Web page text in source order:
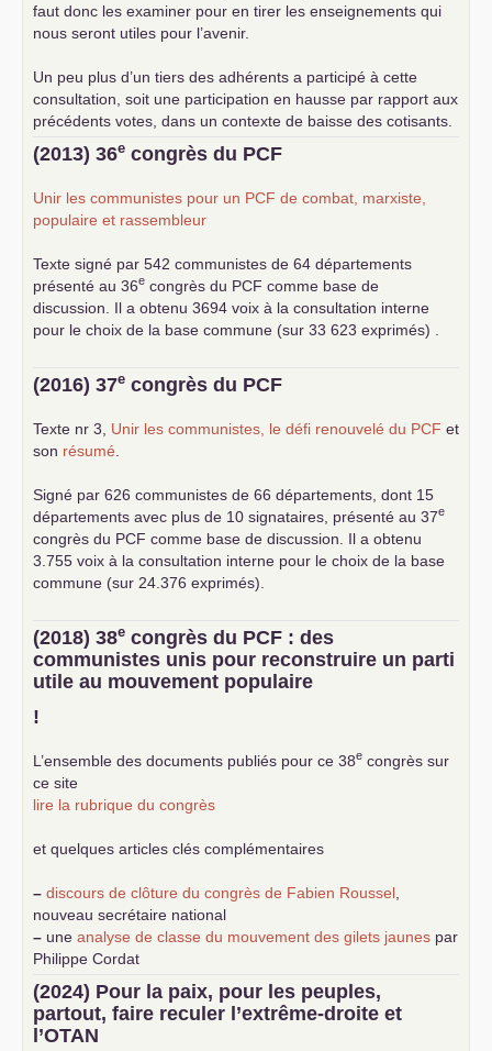
faut donc les examiner pour en tirer les enseignements qui
nous seront utiles pour l’avenir.
Un peu plus d’un tiers des adhérents a participé à cette
consultation, soit une participation en hausse par rapport aux
précédents votes, dans un contexte de baisse des cotisants.
... lire la suite
(2013) 36e congrès du PCF
Unir les communistes pour un PCF de combat, marxiste,
populaire et rassembleur
Texte signé par 542 communistes de 64 départements
présenté au 36e congrès du PCF comme base de
discussion. Il a obtenu 3694 voix à la consultation interne
pour le choix de la base commune (sur 33 623 exprimés) .
(2016) 37e congrès du PCF
Texte nr 3, Unir les communistes, le défi renouvelé du PCF et
son résumé
Signé par 626 communistes de 66 départements, dont 15
départements avec plus de 10 signataires, présenté au 37e
congrès du PCF comme base de discussion. Il a obtenu
3.755 voix à la consultation interne pour le choix de la base
commune (sur 24.376 exprimés).
(2018) 38e congrès du PCF : des
communistes unis pour reconstruire un parti
utile au mouvement populaire
!
L’ensemble des documents publiés pour ce 38e congrès sur
ce site
lire la rubrique du congrès
et quelques articles clés complémentaires
– discours de clôture du congrès de Fabien Roussel
nouveau secrétaire national
– une analyse de classe du mouvement des gilets jaunes par
Philippe Cordat
–
un texte de Jean-Claude Delaunay
le marxisme est la
science sociale de notre temps
–un appel proposé aux partis communistes et ouvrier
d’Europe
(2024) Pour la paix, pour les peuples,
partout, faire reculer l’extrême-droite et
l’OTAN